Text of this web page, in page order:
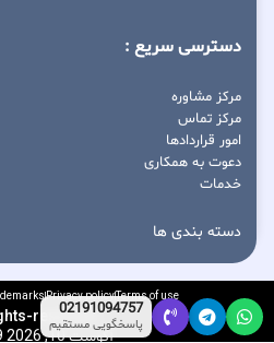
دسترسی سریع :
مرکز مشاوره
مرکز تماس
امور قراردادها
دعوت به همکاری
خدمات
دسته بندی ها
Terms of use
Privacy policy
reserved
آگوست 10, 2026 7:49 ق.ظ
02191094757
پاسخگویی مستقیم